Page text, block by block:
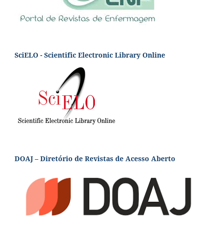
SciELO - Scientific Electronic Library Online
DOAJ – Diretório de Revistas de Acesso Aberto